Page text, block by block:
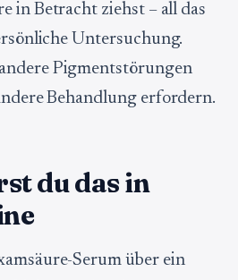
in Betracht ziehst – all das
Untersuchung.
Pigmentstörungen
Behandlung erfordern.
du das in
Serum über ein